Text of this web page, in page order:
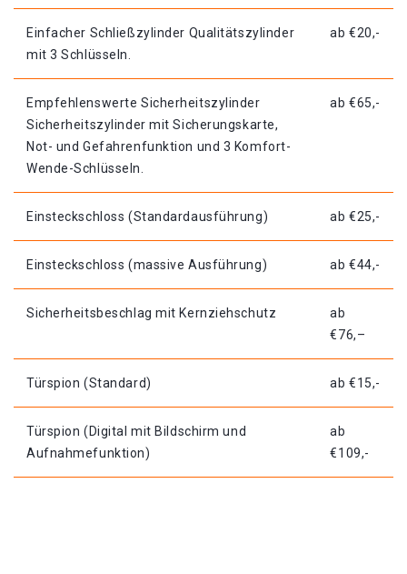
Einfacher Schließzylinder Qualitätszylinder
mit 3 Schlüsseln.
ab €20,-
Empfehlenswerte Sicherheitszylinder
Sicherheitszylinder mit Sicherungskarte,
Not- und Gefahrenfunktion und 3 Komfort-
Wende-Schlüsseln.
ab €65,-
Einsteckschloss (Standardausführung) ab €25,-
Einsteckschloss (massive Ausführung) ab €44,-
Sicherheitsbeschlag mit Kernziehschutz
ab
€76,–
Türspion (Standard) ab €15,-
Türspion (Digital mit Bildschirm und
Aufnahmefunktion)
ab
€109,-